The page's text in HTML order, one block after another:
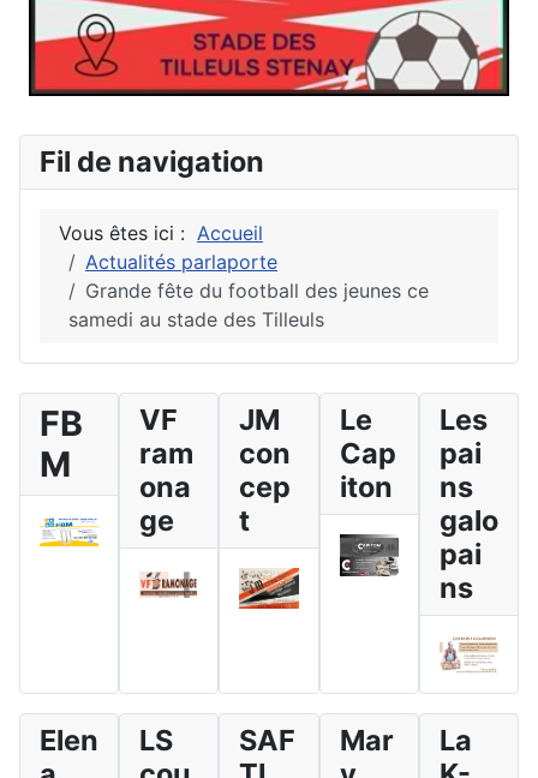
Fil de navigation
Vous êtes ici : Accueil
Actualités parlaporte
Grande fête du football des jeunes ce
samedi au stade des Tilleuls
FB
M
VF
ram
ona
ge
JM
con
cep
t
Le
Cap
iton
Les
pai
ns
galo
pai
ns
Elen
LS
SAF
Mar
La